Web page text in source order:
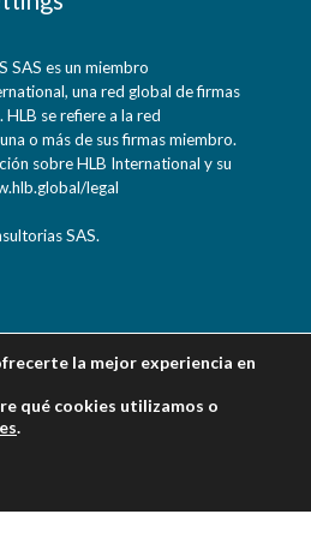
SAS es un miembro
una red global de firmas
se refiere a la red
o más de sus firmas miembro.
sobre HLB International y su
legal
SAS.
702
la mejor experiencia en
qué cookies utilizamos o
.